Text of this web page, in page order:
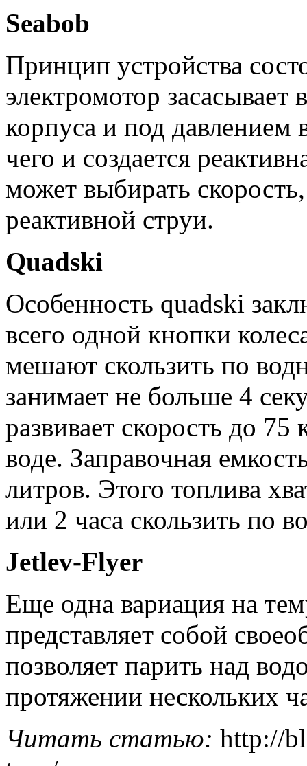
Seabob
Принцип устройства
электромотор засасывает
корпуса и под давлением
чего и создается
может выбирать
реактивной струи.
Quadski
Особенность quadski
всего одной кнопки
мешают скользить по
занимает не больше 4
развивает скорость до
воде. Заправочная
литров. Этого топлива
или 2 часа скользить по
Jetlev-Flyer
Еще одна вариация на
представляет собой
позволяет парить над
протяжении нескольких
Читать статью: http://